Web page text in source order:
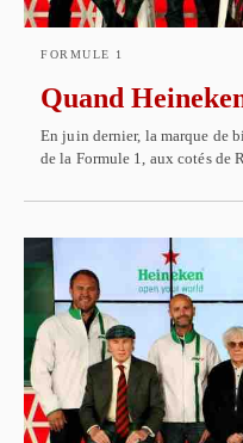
FORMULE 1
Quand
En juin dernier, la marque de
de la Formule 1, aux cotés de